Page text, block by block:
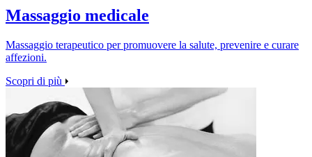
Massaggio medicale
Massaggio terapeutico per promuovere la salute, prevenire e curare
affezioni.
Scopri di più